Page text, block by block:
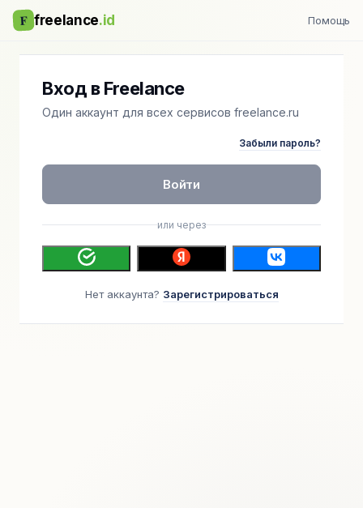
F freelance.id Помощь
Вход в Freelance
Один аккаунт для всех сервисов freelance.ru
Забыли пароль?
Войти
или через
Нет аккаунта? Зарегистрироваться